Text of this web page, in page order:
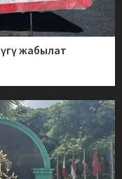
жабылат